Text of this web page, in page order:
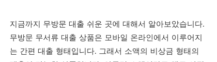
지금까지 무방문 대출 쉬운 곳에 대해서 알아보았습니다.
무방문 무서류 대출 상품은 모바일 온라인에서 이루어지
는 간편 대출 형태입니다. 그래서 소액의 비상금 형태의